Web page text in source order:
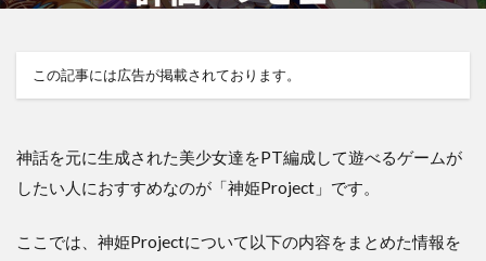
この記事には広告が掲載されております。
神話を元に生成された美少女達をPT編成して遊べるゲームが
したい人におすすめなのが「神姫Project」です。
ここでは、神姫Projectについて以下の内容をまとめた情報を